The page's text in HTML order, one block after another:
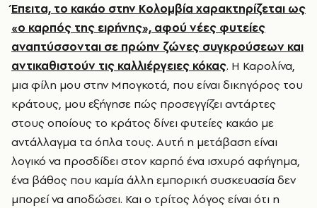
Έπειτα, το κακάο στην Κολομβία χαρακτηρίζεται ως
«ο καρπός της ειρήνης», αφού νέες φυτείες
αναπτύσσονται σε πρώην ζώνες συγκρούσεων και
αντικαθιστούν τις καλλιέργειες κόκας. Η Καρολίνα,
μια φίλη μου στην Μπογκοτά, που είναι δικηγόρος του
κράτους, μου εξήγησε πώς προσεγγίζει αντάρτες
στους οποίους το κράτος δίνει φυτείες κακάο με
αντάλλαγμα τα όπλα τους. Αυτή η μετάβαση είναι
λογικό να προσδίδει στον καρπό ένα ισχυρό αφήγημα,
ένα βάθος που καμία άλλη εμπορική συσκευασία δεν
μπορεί να αποδώσει. Και ο τρίτος λόγος είναι ότι η